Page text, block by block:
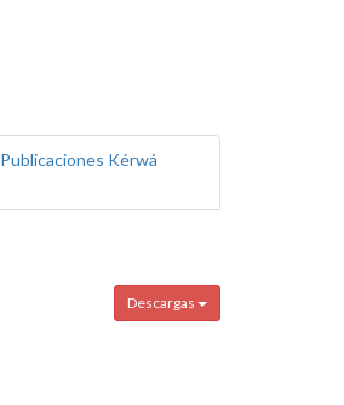
Publicaciones Kérwá
Descargas